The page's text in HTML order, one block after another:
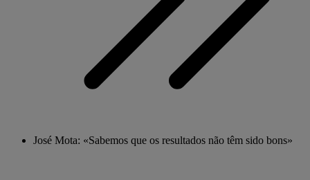
José Mota: «Sabemos que os resultados não têm sido bons»